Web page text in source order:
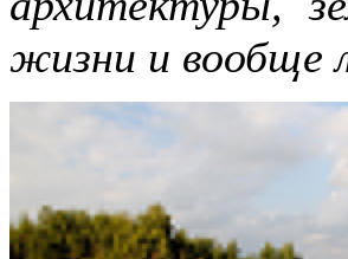
жизни и вообще